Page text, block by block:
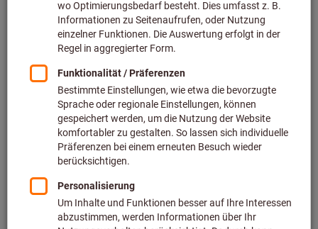
Preis pro 1 Stück
zzgl. Versandkosten
Individuelle Preisanzeige für Geschäftskunden nach